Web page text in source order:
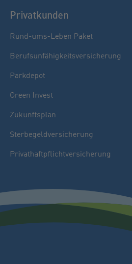
Privatkunden
Rund-ums-Leben Paket
Berufsunfähigkeitsversicherung
Parkdepot
Green Invest
Zukunftsplan
Sterbegeldversicherung
Privathaftpflichtversicherung